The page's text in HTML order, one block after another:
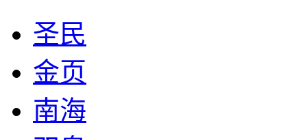
圣民
金页
南海